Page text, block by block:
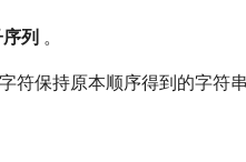
列 。
符保持原本顺序得到的字符串